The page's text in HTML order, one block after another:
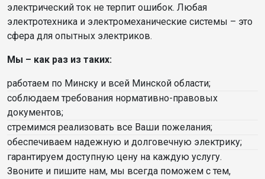
электрический ток не терпит ошибок. Любая
электротехника и электромеханические системы – это
сфера для опытных электриков.
Мы – как раз из таких:
работаем по Минску и всей Минской области;
соблюдаем требования нормативно-правовых
документов;
стремимся реализовать все Ваши пожелания;
обеспечиваем надежную и долговечную электрику;
гарантируем доступную цену на каждую услугу.
Звоните и пишите нам, мы всегда поможем с тем,